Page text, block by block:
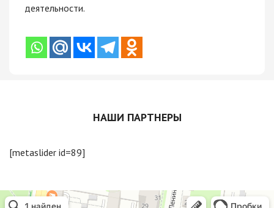
деятельности.
НАШИ ПАРТНЕРЫ
[metaslider id=89]